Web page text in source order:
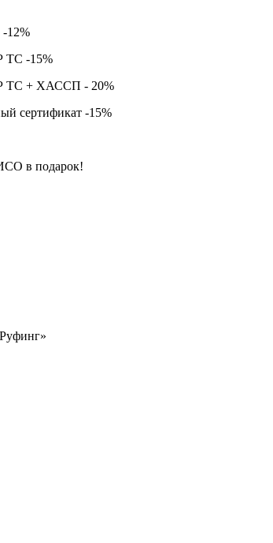
-12%
ТС -15%
ТС + ХАССП - 20%
сертификат -15%
в подарок!